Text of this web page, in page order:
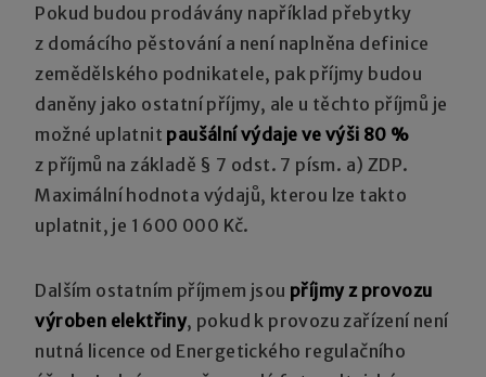
Pokud budou prodávány například přebytky
z domácího pěstování a není naplněna definice
zemědělského podnikatele, pak příjmy budou
daněny jako ostatní příjmy, ale u těchto příjmů je
možné uplatnit paušální výdaje ve výši 80 %
z příjmů na základě § 7 odst. 7 písm. a) ZDP.
Maximální hodnota výdajů, kterou lze takto
uplatnit, je 1 600 000 Kč.
Dalším ostatním příjmem jsou příjmy z provozu
výroben elektřiny, pokud k provozu zařízení není
nutná licence od Energetického regulačního